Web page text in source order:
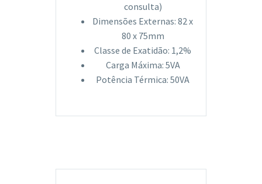
consulta)
Dimensões Externas: 82 x
80 x 75mm
Classe de Exatidão: 1,2%
Carga Máxima: 5VA
Potência Térmica: 50VA